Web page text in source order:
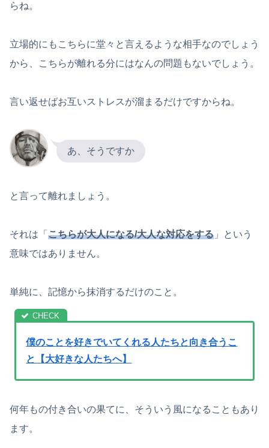
らね。
立場的にもこちらに堂々と言えるような相手なのでしょう
から、こちらが離れる分にはなんの問題もないでしょう。
言い返せばお互いストレスが溜まるだけですからね。
あ、そうですか
と言って離れましょう。
それは「 こちらが大人になる/大人な対応をする 」という
意味ではありません。
単純に、記憶から抹消するだけのこと。
僕のことを好きでいてくれる人たちと向き合うこ
と【大好きな人たちへ】
何年もの付き合いの果てに、そういう風になることもあり
ます。